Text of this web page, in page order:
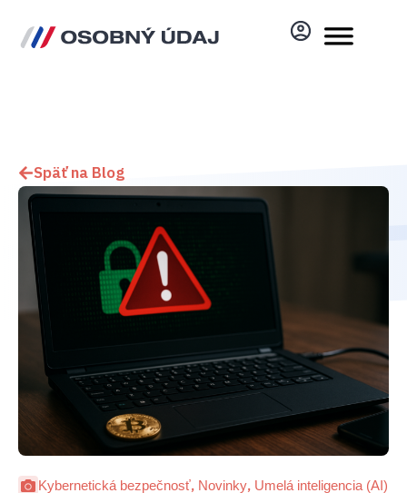
Kybernetická bezpečnosť, Novinky, Umelá inteligencia (AI)
Späť na Blog